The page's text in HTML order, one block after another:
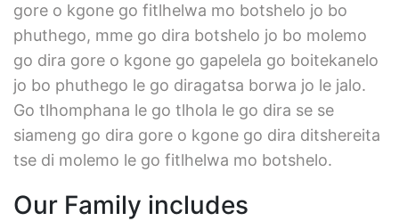
gore o kgone go fitlhelwa mo botshelo jo bo
phuthego, mme go dira botshelo jo bo molemo
go dira gore o kgone go gapelela go boitekanelo
jo bo phuthego le go diragatsa borwa jo le jalo.
Go tlhomphana le go tlhola le go dira se se
siameng go dira gore o kgone go dira ditshereita
tse di molemo le go fitlhelwa mo botshelo.
Our Family includes